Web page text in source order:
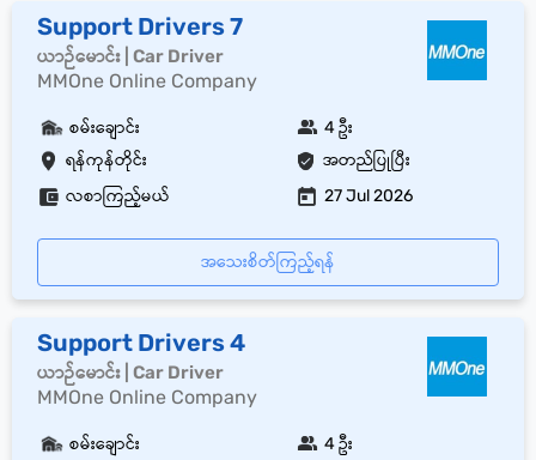
Support Drivers 7
ယာဉ်မောင်း | Car Driver
MMOne Online Company
ရန်ကုန်တိုင်း အတည်ပြုပြီး
စမ်းချောင်း 4 ဦး
လစာကြည့်မယ် 27 Jul 2026
အသေးစိတ်ကြည့်ရန်
Support Drivers 4
ယာဉ်မောင်း | Car Driver
MMOne Online Company
စမ်းချောင်း 4 ဦး